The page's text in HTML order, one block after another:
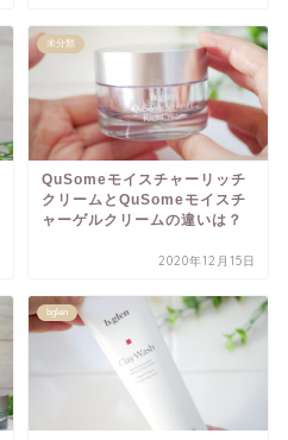
未分類
QuSomeモイスチャーリッチ
クリームとQuSomeモイスチ
ャーゲルクリームの違いは？
2020年12月15日
bglen